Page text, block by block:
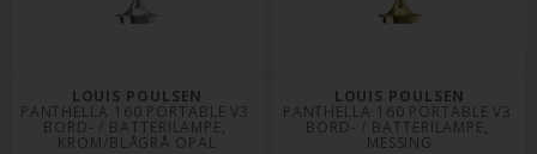
LOUIS POULSEN
PANTHELLA 160 PORTABLE V3
BORD- / BATTERILAMPE,
KROM/BLÅGRÅ OPAL
LOUIS POULSEN
PANTHELLA 160 PORTABLE V3
BORD- / BATTERILAMPE,
MESSING